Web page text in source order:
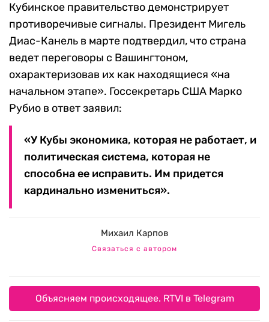
Кубинское правительство демонстрирует
противоречивые сигналы. Президент Мигель
Диас-Канель в марте подтвердил, что страна
ведет переговоры с Вашингтоном,
охарактеризовав их как находящиеся «на
начальном этапе». Госсекретарь США Марко
Рубио в ответ заявил:
«У Кубы экономика, которая не работает, и
политическая система, которая не
способна ее исправить. Им придется
кардинально измениться».
Михаил Карпов
Связаться с автором
Объясняем происходящее. RTVI в Telegram